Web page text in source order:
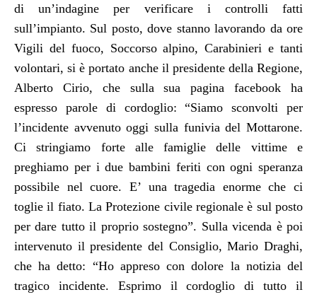
di un’indagine per verificare i controlli fatti
sull’impianto. Sul posto, dove stanno lavorando da ore
Vigili del fuoco, Soccorso alpino, Carabinieri e tanti
volontari, si è portato anche il presidente della Regione,
Alberto Cirio, che sulla sua pagina facebook ha
espresso parole di cordoglio: “Siamo sconvolti per
l’incidente avvenuto oggi sulla funivia del Mottarone.
Ci stringiamo forte alle famiglie delle vittime e
preghiamo per i due bambini feriti con ogni speranza
possibile nel cuore. E’ una tragedia enorme che ci
toglie il fiato. La Protezione civile regionale è sul posto
per dare tutto il proprio sostegno”. Sulla vicenda è poi
intervenuto il presidente del Consiglio, Mario Draghi,
che ha detto: “Ho appreso con dolore la notizia del
tragico incidente. Esprimo il cordoglio di tutto il